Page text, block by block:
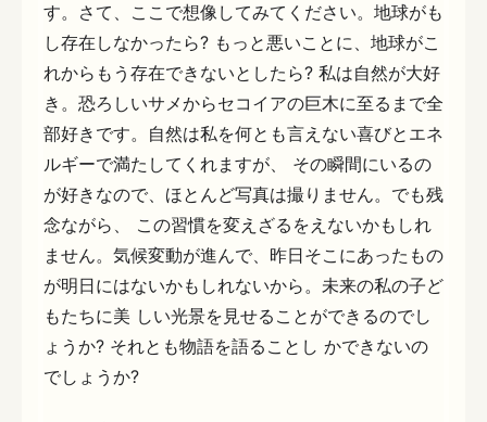
す。さて、ここで想像してみてください。地球がも
し存在しなかったら? もっと悪いことに、地球がこ
れからもう存在できないとしたら? 私は自然が大好
き。恐ろしいサメからセコイアの巨木に至るまで全
部好きです。自然は私を何とも言えない喜びとエネ
ルギーで満たしてくれますが、 その瞬間にいるの
が好きなので、ほとんど写真は撮りません。でも残
念ながら、 この習慣を変えざるをえないかもしれ
ません。気候変動が進んで、昨日そこにあったもの
が明日にはないかもしれないから。未来の私の子ど
もたちに美 しい光景を見せることができるのでし
ょうか? それとも物語を語ることし かできないの
でしょうか?